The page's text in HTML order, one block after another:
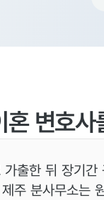
혼변호사
출한 뒤 장기
주 분사무소는